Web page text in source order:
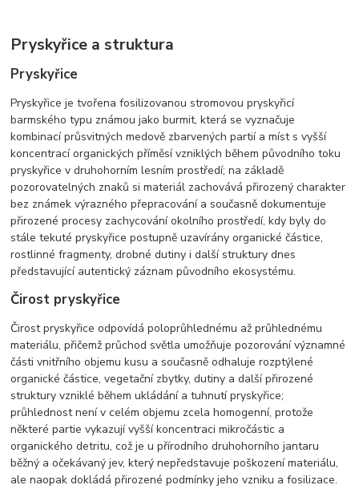
Pryskyřice a struktura
Pryskyřice
Pryskyřice je tvořena fosilizovanou stromovou pryskyřicí
barmského typu známou jako burmit, která se vyznačuje
kombinací průsvitných medově zbarvených partií a míst s vyšší
koncentrací organických příměsí vzniklých během původního toku
pryskyřice v druhohorním lesním prostředí; na základě
pozorovatelných znaků si materiál zachovává přirozený charakter
bez známek výrazného přepracování a současně dokumentuje
přirozené procesy zachycování okolního prostředí, kdy byly do
stále tekuté pryskyřice postupně uzavírány organické částice,
rostlinné fragmenty, drobné dutiny i další struktury dnes
představující autentický záznam původního ekosystému.
Čirost pryskyřice
Čirost pryskyřice odpovídá poloprůhlednému až průhlednému
materiálu, přičemž průchod světla umožňuje pozorování významné
části vnitřního objemu kusu a současně odhaluje rozptýlené
organické částice, vegetační zbytky, dutiny a další přirozené
struktury vzniklé během ukládání a tuhnutí pryskyřice;
průhlednost není v celém objemu zcela homogenní, protože
některé partie vykazují vyšší koncentraci mikročástic a
organického detritu, což je u přírodního druhohorního jantaru
běžný a očekávaný jev, který nepředstavuje poškození materiálu,
ale naopak dokládá přirozené podmínky jeho vzniku a fosilizace.